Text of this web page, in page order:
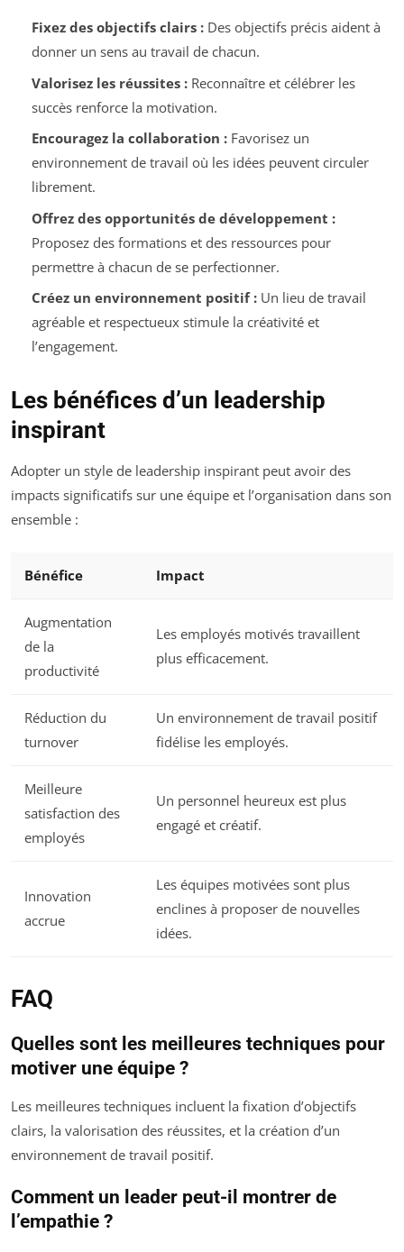
Fixez des objectifs clairs :Des objectifs précis aident à
donner un sens au travail de chacun.
Valorisez les réussites :Reconnaître et célébrer les
succès renforce la motivation.
Encouragez la collaboration :Favorisez un
environnement de travail où les idées peuvent circuler
librement.
Offrez des opportunités de développement :
Proposez des formations et des ressources pour
permettre à chacun de se perfectionner.
Créez un environnement positif :Un lieu de travail
agréable et respectueux stimule la créativité et
l’engagement.
Les bénéfices d’un leadership
inspirant
Adopter un style de leadership inspirant peut avoir des
impacts significatifs sur une équipe et l’organisation dans son
ensemble :
Bénéfice Impact
Augmentation
de la
productivité
Les employés motivés travaillent
plus efficacement.
Réduction du
turnover
Un environnement de travail positif
fidélise les employés.
Meilleure
satisfaction des
employés
Un personnel heureux est plus
engagé et créatif.
Innovation
accrue
Les équipes motivées sont plus
enclines à proposer de nouvelles
idées.
FAQ
Quelles sont les meilleures techniques pour
motiver une équipe ?
Les meilleures techniques incluent la fixation d’objectifs
clairs, la valorisation des réussites, et la création d’un
environnement de travail positif.
Comment un leader peut-il montrer de
l’empathie ?